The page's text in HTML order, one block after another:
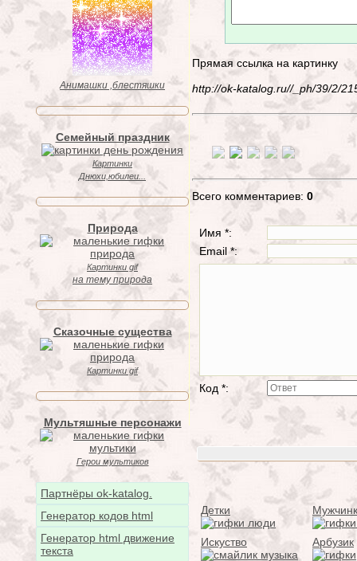
Анимашки ,блестяшки
Семейный праздник
Картинки
Днюхи,юбилеи...
Природа
Картинки gif
на тему природа
Сказочные существа
Картинки gif
Мультяшные персонажи
Герои мультиков
Партнёры ok-katalog.
Генератор кодов html
Генератор html движение
текста
Прямая ссылка на картинку
http://ok-katalog.ru//_ph/39/2/
Всего комментариев: 0
Имя *:
Email *:
Код *:
Детки
Искуство Арбузик